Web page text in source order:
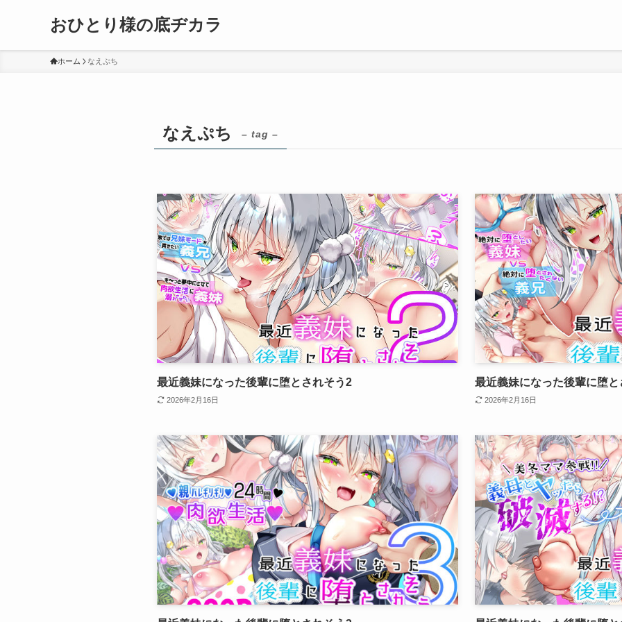
おひとり様の底ヂカラ
ホーム なえぷち
なえぷち – tag –
最近義妹になった後輩に堕とされそう2
2026年2月16日
最近義妹になった後輩に堕と
2026年2月16日